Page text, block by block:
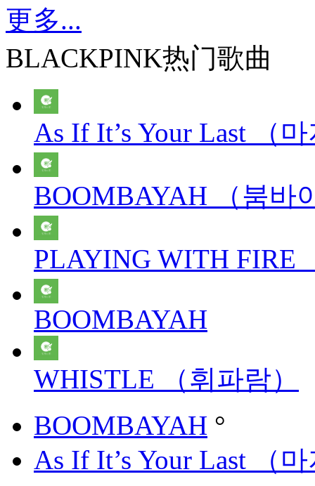
更多...
BLACKPINK热门歌曲
As If It’s Your Last （
BOOMBAYAH （붐바
PLAYING WITH FIRE
BOOMBAYAH
WHISTLE （휘파람）
BOOMBAYAH °
As If It’s Your Last （